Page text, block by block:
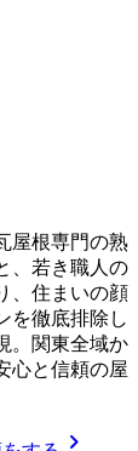
屋根専門の熟
、若き職人の
、住まいの顔
を徹底排除し
。関東全域か
心と信頼の屋
chevron_right